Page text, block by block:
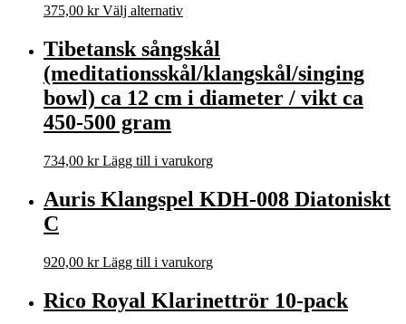
375,00 kr Välj alternativ
Tibetansk sångskål
(meditationsskål/klangskål/singing
bowl) ca 12 cm i diameter / vikt ca
450-500 gram
734,00 kr Lägg till i varukorg
Auris Klangspel KDH-008 Diatoniskt
C
920,00 kr Lägg till i varukorg
Rico Royal Klarinettrör 10-pack